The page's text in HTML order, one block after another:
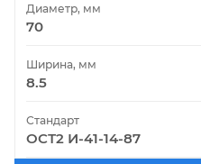
Диаметр, мм
70
Ширина, мм
8.5
Стандарт
ОСТ2 И-41-14-87